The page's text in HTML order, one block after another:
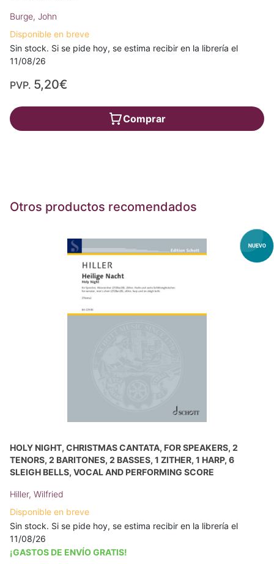
Burge, John
Disponible en breve
Sin stock. Si se pide hoy, se estima recibir en la librería el
11/08/26
PVP. 5,20€
Comprar
Otros productos recomendados
HOLY NIGHT, CHRISTMAS CANTATA, FOR SPEAKERS, 2
TENORS, 2 BARITONES, 2 BASSES, 1 ZITHER, 1 HARP, 6
SLEIGH BELLS, VOCAL AND PERFORMING SCORE
Hiller, Wilfried
Disponible en breve
Sin stock. Si se pide hoy, se estima recibir en la librería el
11/08/26
¡GASTOS DE ENVÍO GRATIS!